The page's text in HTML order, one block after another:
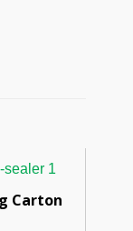
Carton